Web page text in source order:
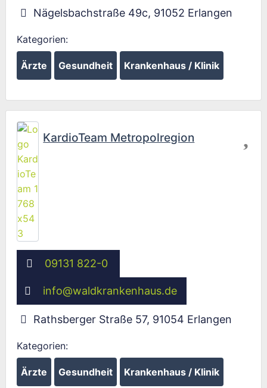
Nägelsbachstraße 49c, 91052 Erlangen
Kategorien:
Ärzte Gesundheit Krankenhaus / Klinik
KardioTeam Metropolregion
09131 822-0
info@waldkrankenhaus.de
Rathsberger Straße 57, 91054 Erlangen
Kategorien:
Ärzte Gesundheit Krankenhaus / Klinik